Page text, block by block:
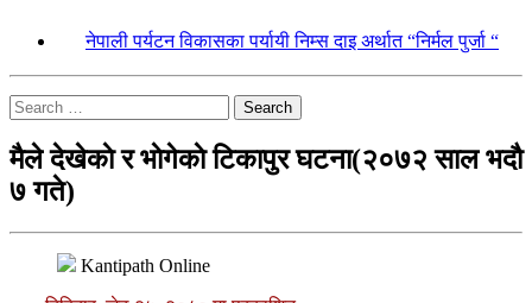
नेपाली पर्यटन विकासका पर्यायी निम्स दाइ अर्थात “निर्मल पुर्जा “
Search
मैले देखेकाे र भाेगेकाे टिकापुर घटना(२०७२ साल भदाै
७ गते)
Kantipath Online